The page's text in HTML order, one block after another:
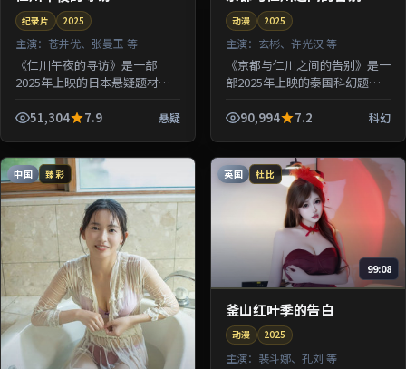
纪录片 2025
主演： 苍井优、张曼玉 等
《仁川午夜的寻访》是一部
2025年上映的日本悬疑题材纪
优、张曼玉、章子怡、河正宇等
51,304 7.9 悬疑
动漫 2025
主演： 玄彬、许光汉 等
《京都与仁川之间的告别》是一
部2025年上映的泰国科幻题材
光汉、朱一龙等参演。剧情让一
90,994 7.2 科幻
中国 臻彩 英国 杜比
99:08
釜山红叶季的告白
动漫 2025
主演： 裴斗娜、孔刘 等